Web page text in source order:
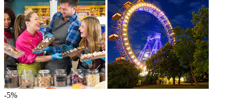
-5%